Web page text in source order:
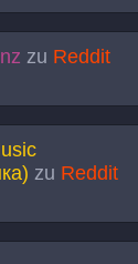
zu Reddit
zu Reddit